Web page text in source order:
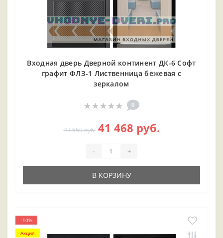
Входная дверь Дверной континент ДК-6 Софт
графит ФЛЗ-1 Лиственница бежевая с
зеркалом
0
43 650 руб. 41 468 руб.
- +
В КОРЗИНУ
-10%
Акция